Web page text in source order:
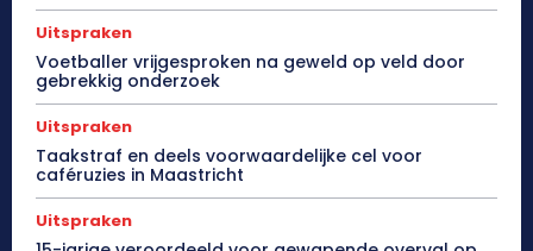
Uitspraken
Voetballer vrijgesproken na geweld op veld door
gebrekkig onderzoek
Uitspraken
Taakstraf en deels voorwaardelijke cel voor
caféruzies in Maastricht
Uitspraken